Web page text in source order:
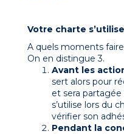
Votre charte
A quels moments
On en distingue 3.
Avant les
sert alors pour
et sera partagée
s’utilise lors du
vérifier son
Pendant la